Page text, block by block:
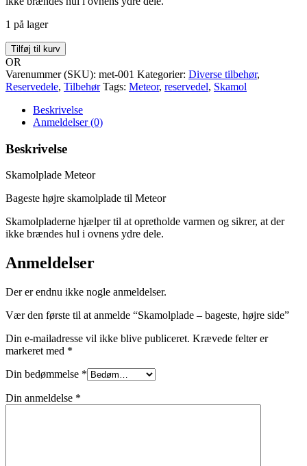
1 på lager
Skamolplade
-
bageste,
højre
antal
Tilføj til kurv
OR
Varenummer (SKU): met-001 Kategorier: Diverse tilbehør,
Reservedele, Tilbehør Tags: Meteor, reservedel, Skamol
Beskrivelse
Anmeldelser (0)
Beskrivelse
Skamolplade Meteor
Bageste højre skamolplade til Meteor
Skamolpladerne hjælper til at opretholde varmen og sikrer, at der
ikke brændes hul i ovnens ydre dele.
Anmeldelser
Der er endnu ikke nogle anmeldelser.
Vær den første til at anmelde “Skamolplade – bageste, højre side”
Din e-mailadresse vil ikke blive publiceret. Krævede felter er
markeret med *
Din bedømmelse *
Din anmeldelse *